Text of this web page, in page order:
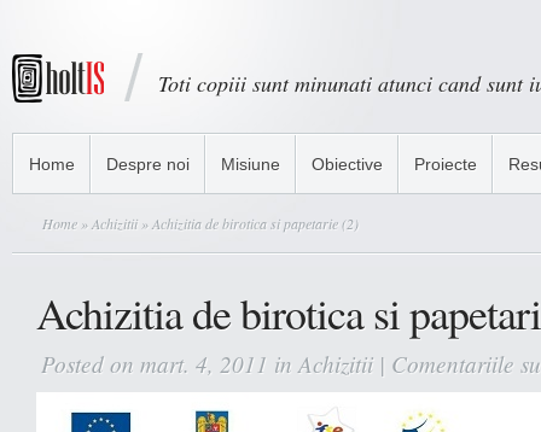
Toti copiii sunt minunati atunci cand sunt
Home Despre noi Misiune Obiective Proiecte
Home »Achizitii » Achizitia de birotica si papetarie (2)
Achizitia de birotica si
Posted on mart. 4, 2011 in Achizitii | Comentariile